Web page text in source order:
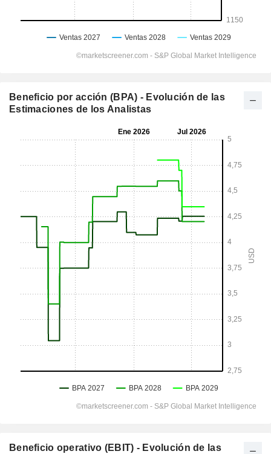
Beneficio por acción (BPA) - Evolución de las
Estimaciones de los Analistas
Beneficio operativo (EBIT) - Evolución de las